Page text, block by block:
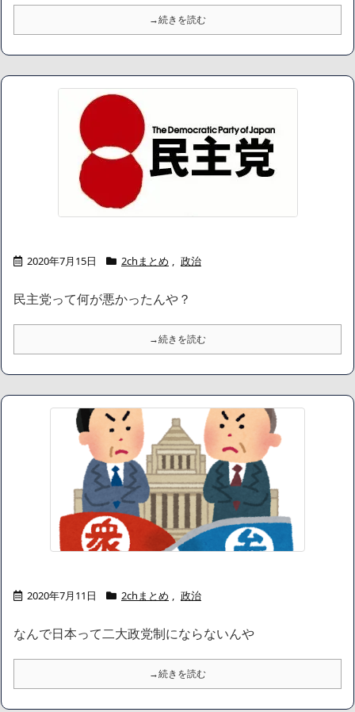
飛び交う。1週間ぶりの投稿でも一人称が「ボキ」ではなく「俺」と
なっており、本人ではないとの憶測が広がる
買収されてしまう
ハードオフに売っていた4万4000円のフィギュアがヤバすぎるｗ
ｗｗｗｗｗ「こんな高いの？ｗｗ」「逆に超安い」
【閲覧注意】俺が近くにいると機械が壊れるんだけどさ
私は6年間「子無し既婚女性」で人から様々なことを言われてき
たけど子無しの原因は親の教えのせいかもしれません
Powered by livedoor 相互RSS
→続きを読む
2020年7月15日 2chまとめ , 政治
民主党って何が悪かったんや？
→続きを読む
2020年7月11日 2chまとめ , 政治
なんで日本って二大政党制にならないんや
→続きを読む